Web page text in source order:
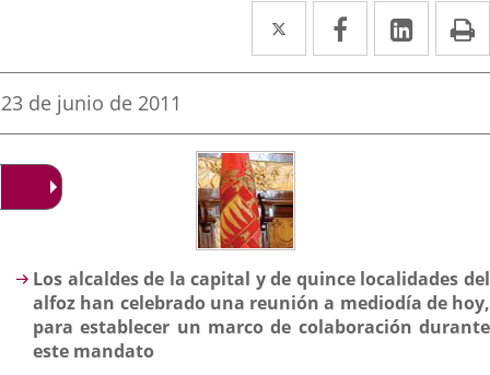
Twitter
Enlace
a
aplicación
externa.
Facebook
Enlace
a
aplicación
Enlace
a
Fecha
la
noticia
23 de junio de 2011
Descripción
Los alcaldes de la capital y de quince localidades del
alfoz han celebrado una reunión a mediodía de hoy,
para establecer un marco de colaboración durante
este mandato